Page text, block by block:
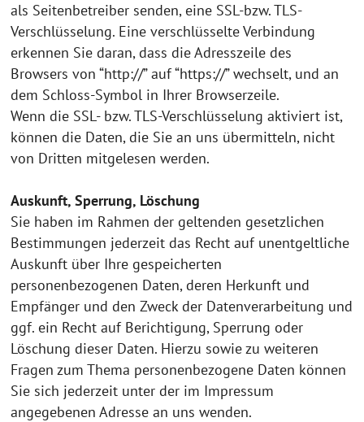
als Seitenbetreiber senden, eine SSL-bzw. TLS-
Verschlüsselung. Eine verschlüsselte Verbindung
erkennen Sie daran, dass die Adresszeile des
Browsers von “http://” auf “https://” wechselt, und an
dem Schloss-Symbol in Ihrer Browserzeile.
Wenn die SSL- bzw. TLS-Verschlüsselung aktiviert ist,
können die Daten, die Sie an uns übermitteln, nicht
von Dritten mitgelesen werden.
Auskunft, Sperrung, Löschung
Sie haben im Rahmen der geltenden gesetzlichen
Bestimmungen jederzeit das Recht auf unentgeltliche
Auskunft über Ihre gespeicherten
personenbezogenen Daten, deren Herkunft und
Empfänger und den Zweck der Datenverarbeitung und
ggf. ein Recht auf Berichtigung, Sperrung oder
Löschung dieser Daten. Hierzu sowie zu weiteren
Fragen zum Thema personenbezogene Daten können
Sie sich jederzeit unter der im Impressum
angegebenen Adresse an uns wenden.